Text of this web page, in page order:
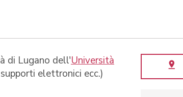
di Lugano dell'Università
elettronici ecc.)